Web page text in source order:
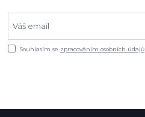
Souhlasím se zpracováním osobních údajů